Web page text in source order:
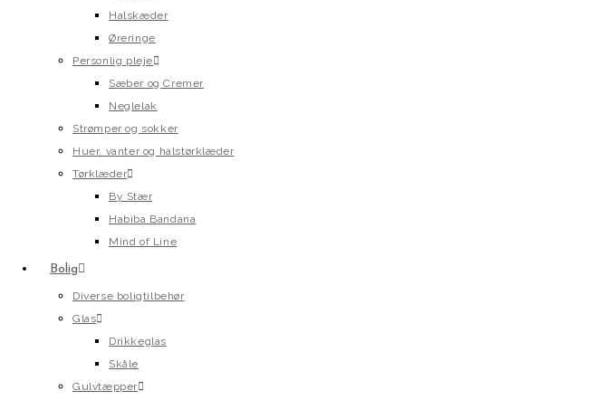
Halskæder
Øreringe
Personlig pleje
Sæber og Cremer
Neglelak
Strømper og sokker
Huer, vanter og halstørklæder
Tørklæder
By Stær
Habiba Bandana
Mind of Line
Bolig
Diverse boligtilbehør
Glas
Drikkeglas
Skåle
Gulvtæpper